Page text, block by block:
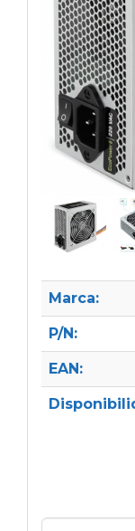
Marca:
P/N:
EAN: